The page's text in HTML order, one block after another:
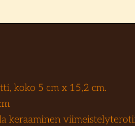
koko 5 cm x 15,2 cm.
keraaminen